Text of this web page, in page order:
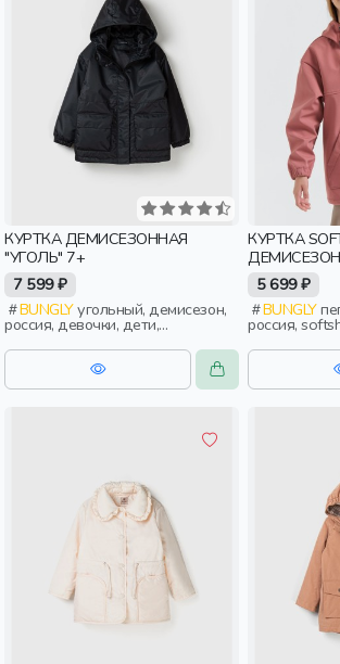
КУРТКА ДЕМИСЕЗОННАЯ
"УГОЛЬ" 7+
7 599 ₽
BUNGLYугольный, демисезон,
россия, девочки, дети,
школьники, подростки
КУРТКА
РОЗА" 7+
5 699 ₽
BUNGLYпепельный, лен,
россия,
дети,